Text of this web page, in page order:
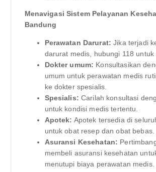
Menavigasi Sistem Pelayanan
Bandung
Perawatan Darurat: Jika terjadi
darurat medis, hubungi 118 untuk
Dokter umum: Konsultasikan
umum untuk perawatan medis
ke dokter spesialis.
Spesialis: Carilah konsultasi
untuk kondisi medis tertentu.
Apotek: Apotek tersedia di
untuk obat resep dan obat bebas.
Asuransi Kesehatan:
membeli asuransi kesehatan
menutupi biaya perawatan medis.